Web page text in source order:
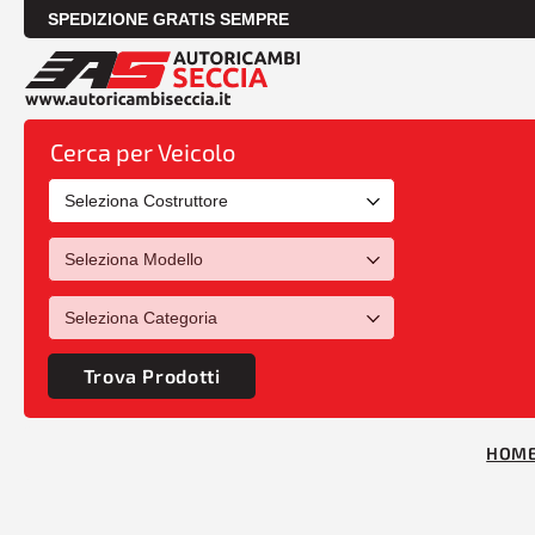
SPEDIZIONE GRATIS SEMPRE
Cerca per Veicolo
Trova Prodotti